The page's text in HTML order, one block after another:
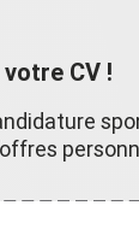
CV !